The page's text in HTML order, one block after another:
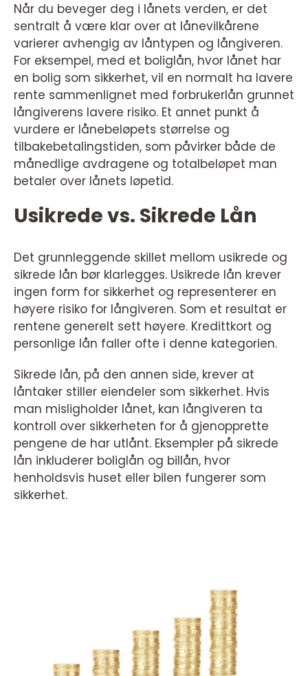
Når du beveger deg i lånets verden, er det
sentralt å være klar over at lånevilkårene
varierer avhengig av låntypen og långiveren.
For eksempel, med et boliglån, hvor lånet har
en bolig som sikkerhet, vil en normalt ha lavere
rente sammenlignet med forbrukerlån grunnet
långiverens lavere risiko. Et annet punkt å
vurdere er lånebeløpets størrelse og
tilbakebetalingstiden, som påvirker både de
månedlige avdragene og totalbeløpet man
betaler over lånets løpetid.
Usikrede vs. Sikrede Lån
Det grunnleggende skillet mellom usikrede og
sikrede lån bør klarlegges. Usikrede lån krever
ingen form for sikkerhet og representerer en
høyere risiko for långiveren. Som et resultat er
rentene generelt sett høyere. Kredittkort og
personlige lån faller ofte i denne kategorien.
Sikrede lån, på den annen side, krever at
låntaker stiller eiendeler som sikkerhet. Hvis
man misligholder lånet, kan långiveren ta
kontroll over sikkerheten for å gjenopprette
pengene de har utlånt. Eksempler på sikrede
lån inkluderer boliglån og billån, hvor
henholdsvis huset eller bilen fungerer som
sikkerhet.